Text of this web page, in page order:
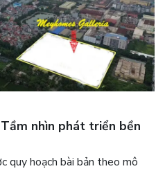
nhìn phát triển bền
quy hoạch bài bản theo mô